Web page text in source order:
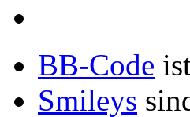
BB-Code
Smileys